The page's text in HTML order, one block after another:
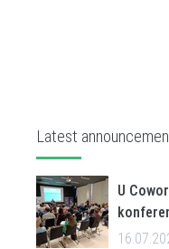
Latest
U